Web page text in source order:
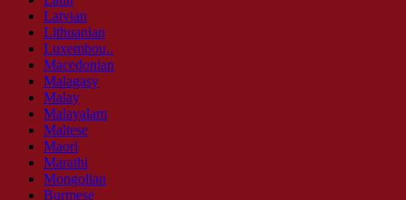
Latvian
Lithuanian
Luxembou..
Macedonian
Malagasy
Malay
Malayalam
Maltese
Maori
Marathi
Mongolian
Burmese